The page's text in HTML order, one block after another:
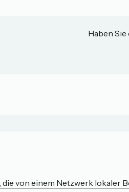
Haben
die von einem Netzwerk